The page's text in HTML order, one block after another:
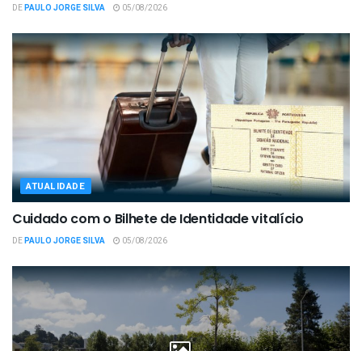
DEPAULO JORGE SILVA 05/08/2026
ATUALIDADE
Cuidado com o Bilhete de Identidade vitalício
DEPAULO JORGE SILVA 05/08/2026